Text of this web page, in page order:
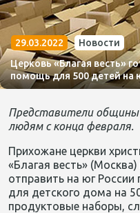
29.03.2022
Новости
Церковь «Благая весть»
помощь для 500 детей на
Представители
людям с конца февраля.
Прихожане церкви
«Благая весть»
отправить на юг
для детского дома на
продуктовые наборы,